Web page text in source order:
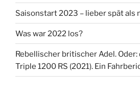
Saisonstart 2023 – lieber spät als
Was war 2022 los?
Rebellischer britischer Adel.
Triple 1200 RS (2021). Ein